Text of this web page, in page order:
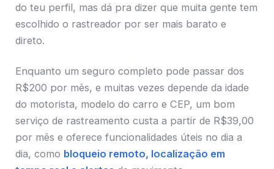
do teu perfil, mas dá pra dizer que muita gente tem
escolhido o rastreador por ser mais barato e
direto.
Enquanto um seguro completo pode passar dos
R$200 por mês, e muitas vezes depende da idade
do motorista, modelo do carro e CEP, um bom
serviço de rastreamento custa a partir de R$39,00
por mês e oferece funcionalidades úteis no dia a
dia, como bloqueio remoto, localização em